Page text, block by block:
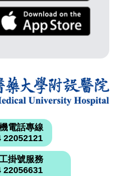
電話專線
22052121
掛號服務
22056631